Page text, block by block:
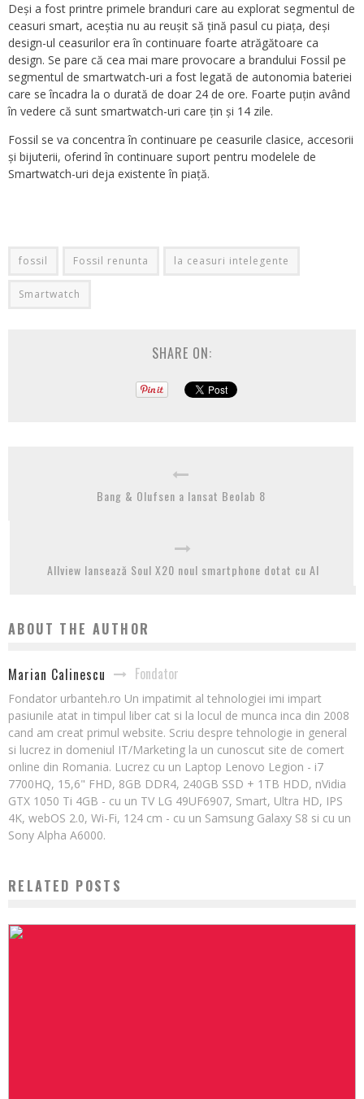
Deși a fost printre primele branduri care au explorat segmentul de
ceasuri smart, aceștia nu au reușit să țină pasul cu piața, deși
design-ul ceasurilor era în continuare foarte atrăgătoare ca
design. Se pare că cea mai mare provocare a brandului Fossil pe
segmentul de smartwatch-uri a fost legată de autonomia bateriei
care se încadra la o durată de doar 24 de ore. Foarte puțin având
în vedere că sunt smartwatch-uri care țin și 14 zile.
Fossil se va concentra în continuare pe ceasurile clasice, accesorii
și bijuterii, oferind în continuare suport pentru modelele de
Smartwatch-uri deja existente în piață.
fossil Fossil renunta la ceasuri intelegente
Smartwatch
SHARE ON:
Bang & Olufsen a lansat Beolab 8
Allview lansează Soul X20 noul smartphone dotat cu AI
ABOUT THE AUTHOR
Marian Calinescu Fondator
Fondator urbanteh.ro Un impatimit al tehnologiei imi impart
pasiunile atat in timpul liber cat si la locul de munca inca din 2008
cand am creat primul website. Scriu despre tehnologie in general
si lucrez in domeniul IT/Marketing la un cunoscut site de comert
online din Romania. Lucrez cu un Laptop Lenovo Legion - i7
7700HQ, 15,6" FHD, 8GB DDR4, 240GB SSD + 1TB HDD, nVidia
GTX 1050 Ti 4GB - cu un TV LG 49UF6907, Smart, Ultra HD, IPS
4K, webOS 2.0, Wi-Fi, 124 cm - cu un Samsung Galaxy S8 si cu un
Sony Alpha A6000.
RELATED POSTS